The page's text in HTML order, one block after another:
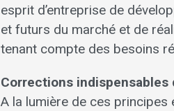
esprit d’entreprise de
et futurs du marché et de
tenant compte des besoins
Corrections indispensables
A la lumière de ces principes